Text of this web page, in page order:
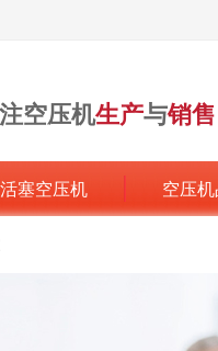
空压机生产与销售
空压机行业领军品牌
活塞空压机 空压